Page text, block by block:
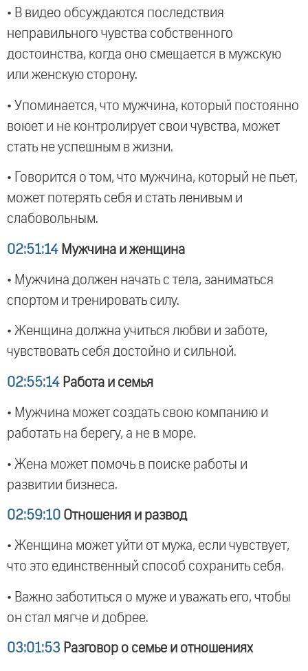
• В видео обсуждаются последствия
неправильного чувства собственного
достоинства, когда оно смещается в мужскую
или женскую сторону.
• Упоминается, что мужчина, который постоянно
воюет и не контролирует свои чувства, может
стать не успешным в жизни.
• Говорится о том, что мужчина, который не пьет,
может потерять себя и стать ленивым и
слабовольным.
02:51:14 Мужчина и женщина
• Мужчина должен начать с тела, заниматься
спортом и тренировать силу.
• Женщина должна учиться любви и заботе,
чувствовать себя достойно и сильной.
02:55:14 Работа и семья
• Мужчина может создать свою компанию и
работать на берегу, а не в море.
• Жена может помочь в поиске работы и
развитии бизнеса.
02:59:10 Отношения и развод
• Женщина может уйти от мужа, если чувствует,
что это единственный способ сохранить себя.
• Важно заботиться о муже и уважать его, чтобы
он стал мягче и добрее.
03:01:53 Разговор о семье и отношениях